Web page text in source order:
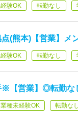
験OK 転勤なし
点(熊本)【営業】
験OK 転勤なし
【営業】◎転勤な
種未経験OK 転勤なし